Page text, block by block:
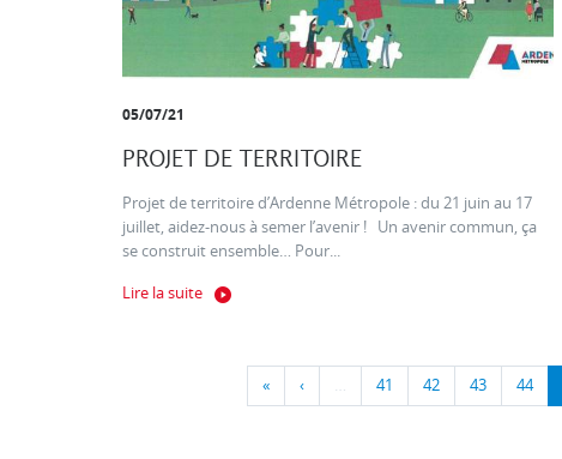
05/07/21
PROJET DE TERRITOIRE
Projet de territoire d’Ardenne Métropole : du 21 juin au 17
juillet, aidez-nous à semer l’avenir ! Un avenir commun, ça
se construit ensemble… Pour...
Lire la suite
« ‹ … 41 42 43 44